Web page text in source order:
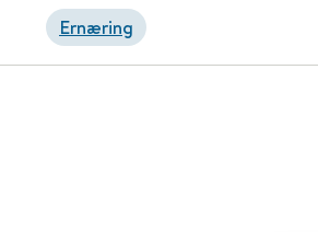
Ernæring